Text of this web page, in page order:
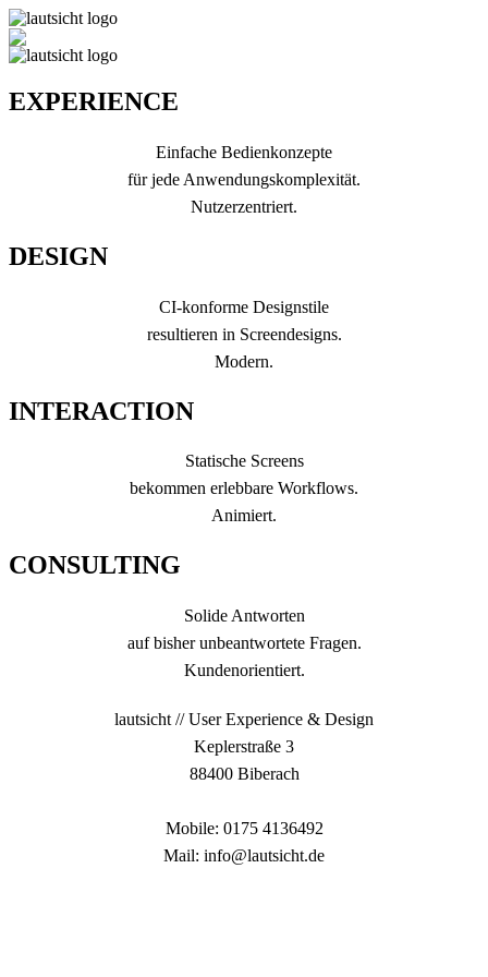
EXPERIENCE
Einfache Bedienkonzepte
für jede Anwendungskomplexität.
Nutzerzentriert.
DESIGN
CI-konforme Designstile
resultieren in Screendesigns.
Modern.
INTERACTION
Statische Screens
bekommen erlebbare Workflows.
Animiert.
CONSULTING
Solide Antworten
auf bisher unbeantwortete Fragen.
Kundenorientiert.
lautsicht // User Experience & Design
Keplerstraße 3
88400 Biberach
Mobile: 0175 4136492
Mail: info@lautsicht.de